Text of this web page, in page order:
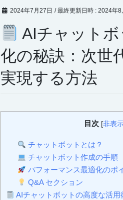
2024年7月27日 / 最終更新日時 : 2024年8
AIチャット
化の秘訣：次世
実現する方法
目次 [非表
チャットボットとは？
チャットボット作成の手順
パフォーマンス最適化のポ
Q&A セクション
AIチャットボットの高度な活